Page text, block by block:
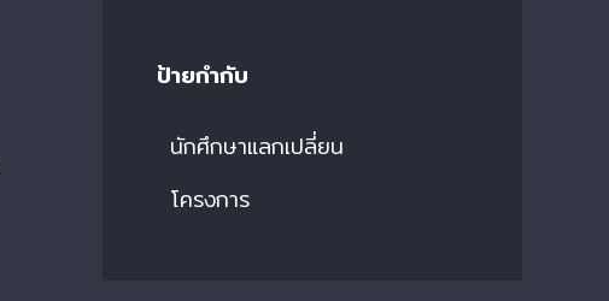
ป้ายกำกับ
นักศึกษาแลกเปลี่ยน
โครงการ